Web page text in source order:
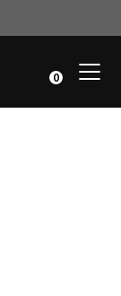
0